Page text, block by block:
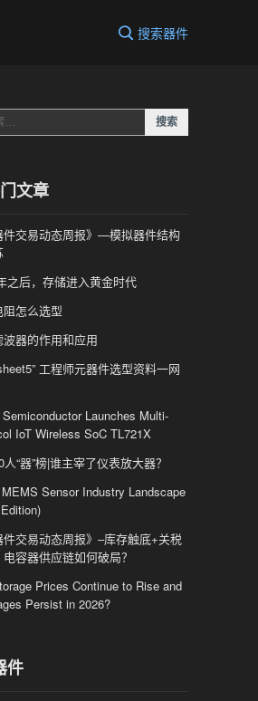
搜索器件
文章
件交易动态周报》—模拟器件结构
之后，存储进入黄金时代
阻怎么选型
波器的作用和应用
工程师元器件选型资料一网
Launches Multi-
IoT Wireless SoC TL721X
“器”榜|谁主宰了仪表放大器？
Sensor Industry Landscape
件交易动态周报》–库存触底+关税
容器供应链如何破局？
Prices Continue to Rise and
Persist in 2026?
件